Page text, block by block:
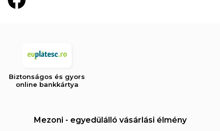
Biztonságos és gyors
online bankkártya
Mezoni - egyedülálló vásárlási élmény